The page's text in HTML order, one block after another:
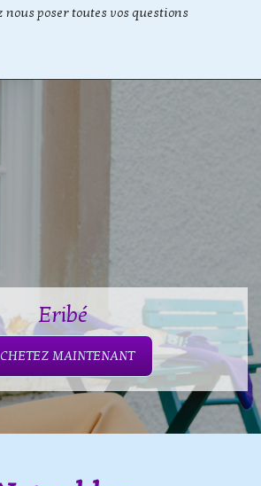
nous poser toutes vos questions
Eribé
MAINTENANT